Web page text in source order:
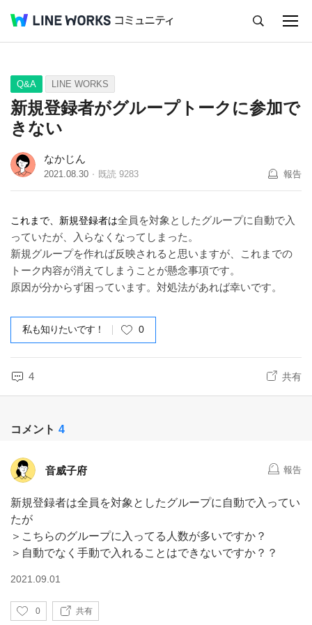
Q&A Tips Ideas
Q&A LINE WORKS
新規登録者がグループトークに参加で
きない
なかじん
2021.08.30 既読 9283 報告
これまで、新規登録者は全員を対象としたグループに自動で入
っていたが、入らなくなってしまった。
新規グループを作れば反映されると思いますが、これまでの
トーク内容が消えてしまうことが懸念事項です。
原因が分からず困っています。対処法があれば幸いです。
私も知りたいです！ 0
4 共有
コメント 4
音威子府 報告
新規登録者は全員を対象としたグループに自動で入ってい
たが
＞こちらのグループに入ってる人数が多いですか？
＞自動でなく手動で入れることはできないですか？？
2021.09.01
い
0 共有